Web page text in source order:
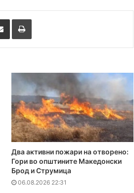
Сподели преку Е-маил Испринтај
Два активни пожари на отворено:
Гори во општините Македонски
Брод и Струмица
06.08.2026 22:31